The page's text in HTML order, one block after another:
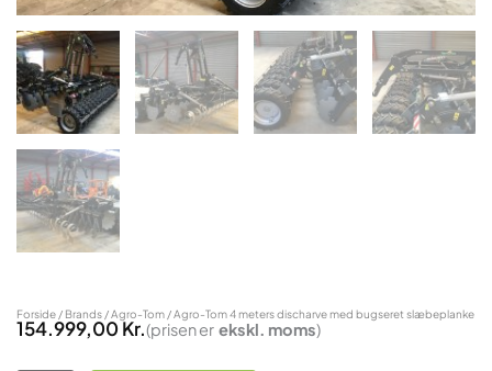
Forside / Brands /Agro-Tom / Agro-Tom 4 meters discharve med bugseret slæbeplanke
154.999,00Kr.(prisen er ekskl. moms)